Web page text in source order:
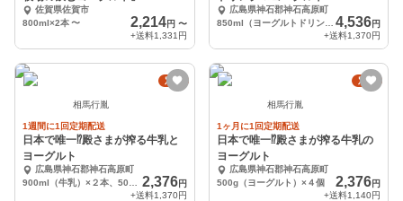
佐賀県佐賀市
800ml×2本〜 2,214円 〜
+送料1,331円
広島県神石郡神石高原町
850ml（ヨーグルトドリンク）×3本、500g（ヨーグルト）×3個
4,536円
+送料1,370円
定期
相馬行胤
1週間に1回定期配送
日本で唯一⁉︎殿さまが搾る牛乳と
ヨーグルト
広島県神石郡神石高原町
2,376円
+送料1,370円
定期
相馬行胤
1ヶ月に1回定期配送
日本で唯一⁉︎殿さまが搾る牛乳の
ヨーグルト
広島県神石郡神石高原町
500g（ヨーグルト）×４個
2,376円
+送料1,140円